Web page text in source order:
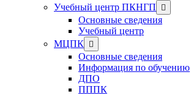
Учебный центр ПКНГП
Show
sub
menu
Основные сведения
Учебный центр
МЦПК Show
sub
menu
Основные сведения
Информация по обучению
ДПО
ПППК